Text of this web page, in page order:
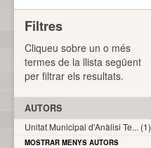
Filtres
Cliqueu sobre un o més
termes de la llista següent
per filtrar els resultats.
AUTORS
Unitat Municipal d'Anàlisi Te... (1)
MOSTRAR MENYS AUTORS